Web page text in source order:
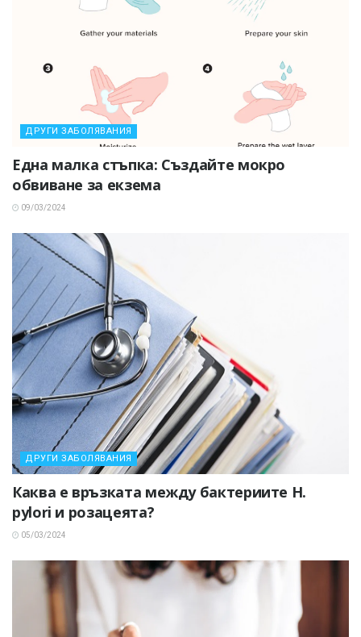
ДРУГИ ЗАБОЛЯВАНИЯ
Една малка стъпка: Създайте мокро
обвиване за екзема
09/03/2024
ДРУГИ ЗАБОЛЯВАНИЯ
Каква е връзката между бактериите H.
pylori и розацеята?
05/03/2024